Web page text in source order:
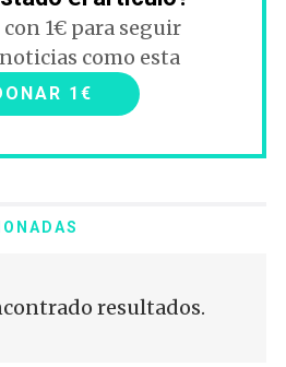
1€ para seguir
como esta
1€
resultados.